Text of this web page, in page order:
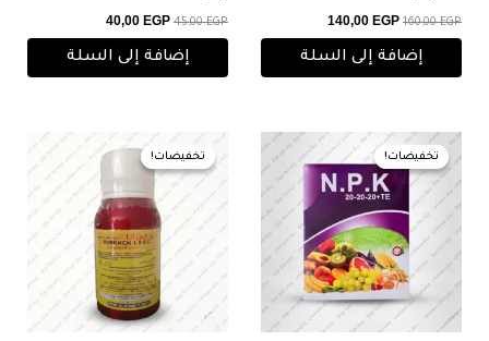
160,00EGP
140,00 EGP
إضافة إلى السلة
45,00EGP
40,00 EGP
إضافة إلى السلة
تخفيضات!
تخفيضات!
السعر
الأصلي
هو:
60,00 EGP.
السعر
الحالي
هو:
50,00 EGP.
تخفيضات!
تخفيضات!
السعر
الأصلي
هو:
السعر
الحالي
110,00 EGP.